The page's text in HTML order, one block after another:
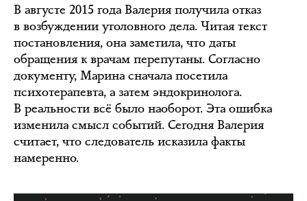
В августе 2015 года Валерия получила отказ
в возбуждении уголовного дела. Читая текст
постановления, она заметила, что даты
обращения к врачам перепутаны. Согласно
документу, Марина сначала посетила
психотерапевта, а затем эндокринолога.
В реальности всё было наоборот. Эта ошибка
изменила смысл событий. Сегодня Валерия
считает, что следователь исказила факты
намеренно.